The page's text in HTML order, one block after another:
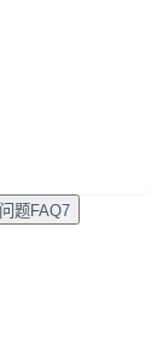
题 FAQ7